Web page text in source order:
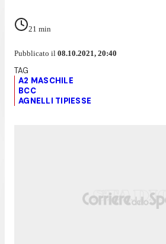
21 min
Pubblicato il 08.10.2021, 20:40
A2 MASCHILE
BCC
AGNELLI TIPIESSE